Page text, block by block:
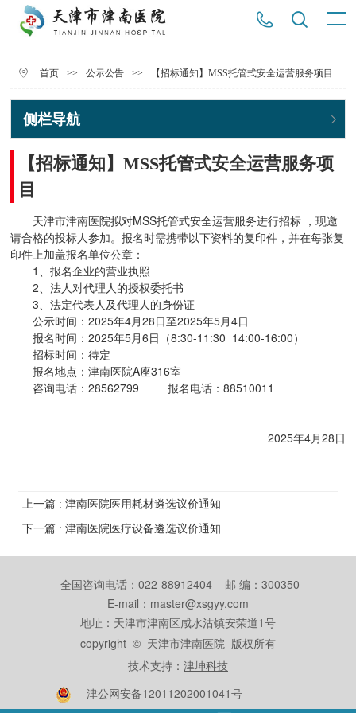
首页 >> 公示公告 >> 【招标通知】MSS托管式安全运营服务项目
侧栏导航
【招标通知】MSS托管式安全运营服务项
目
天津市津南医院拟对MSS托管式安全运营服务进行招标 ，现邀
请合格的投标人参加。报名时需携带以下资料的复印件，并在每张复
印件上加盖报名单位公章：
1、报名企业的营业执照
2、法人对代理人的授权委托书
3、法定代表人及代理人的身份证
公示时间：2025年4月28日至2025年5月4日
报名时间：2025年5月6日（8:30-11:30 14:00-16:00）
招标时间：待定
报名地点：津南医院A座316室
咨询电话：28562799 报名电话：88510011
2025年4月28日
上一篇 : 津南医院医用耗材遴选议价通知
下一篇 : 津南医院医疗设备遴选议价通知
全国咨询电话：022-88912404 邮 编：300350
E-mail：master@xsgyy.com
地址：天津市津南区咸水沽镇安荣道1号
copyright © 天津市津南医院 版权所有
技术支持： 津坤科技
津公网安备12011202001041号